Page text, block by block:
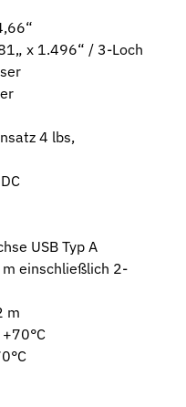
x 1.496“ / 3-Loch
4 lbs,
USB Typ A
m einschließlich 2-
m